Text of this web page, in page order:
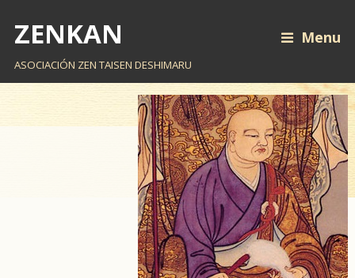
ZENKAN
ASOCIACIÓN ZEN TAISEN DESHIMARU
Menu